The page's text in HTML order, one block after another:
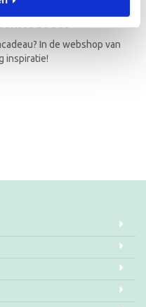
In de webshop van
inspiratie!